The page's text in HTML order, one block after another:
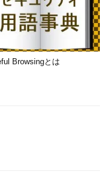
Browsingとは